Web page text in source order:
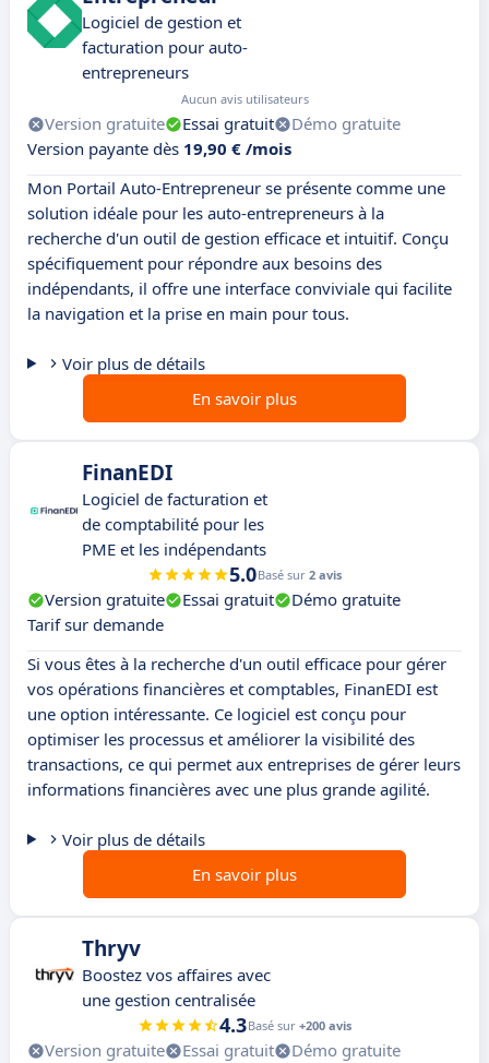
Logiciel de gestion et
facturation pour auto-
entrepreneurs
Aucun avis utilisateurs
Version gratuite Essai gratuit
Démo gratuite
Version payante dès 19,90 € /mois
Mon Portail Auto-Entrepreneur se présente comme une
solution idéale pour les auto-entrepreneurs à la
recherche d'un outil de gestion efficace et intuitif. Conçu
spécifiquement pour répondre aux besoins des
indépendants, il offre une interface conviviale qui facilite
la navigation et la prise en main pour tous.
Voir plus de détails
En savoir plus
FinanEDI
Logiciel de facturation et
de comptabilité pour les
PME et les indépendants
5.0Basé sur 2 avis
Version gratuite Essai gratuit
Démo gratuite
Tarif sur demande
Si vous êtes à la recherche d'un outil efficace pour gérer
vos opérations financières et comptables, FinanEDI est
une option intéressante. Ce logiciel est conçu pour
optimiser les processus et améliorer la visibilité des
transactions, ce qui permet aux entreprises de gérer leurs
informations financières avec une plus grande agilité.
Voir plus de détails
En savoir plus
Thryv
Boostez vos affaires avec
une gestion centralisée
4.3Basé sur +200 avis
Version gratuite Essai gratuit
Démo gratuite